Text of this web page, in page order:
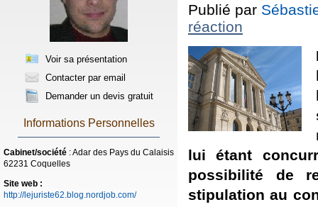
Voir sa présentation
Contacter par email
Demander un devis gratuit
Informations Personnelles
Cabinet/société : Adar des Pays du Calaisis
62231 Coquelles
Site web :
http://lejuriste62.blog.nordjob.com/
Publié par
réaction
lui étant
possibilité de
stipulation au